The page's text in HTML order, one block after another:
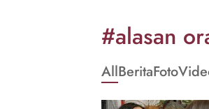
Beautynesia
#alasan
AllBeritaFoto